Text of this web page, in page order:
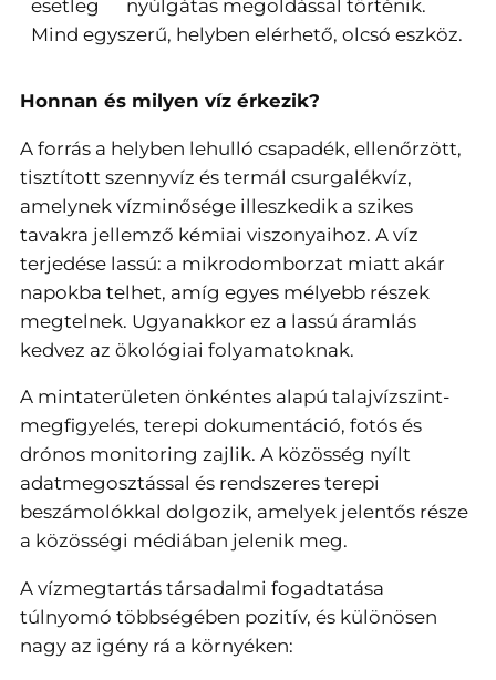
esetleg nyúlgátas megoldással történik.
Mind egyszerű, helyben elérhető, olcsó eszköz.
Honnan és milyen víz érkezik?
A forrás a helyben lehulló csapadék, ellenőrzött,
tisztított szennyvíz és termál csurgalékvíz,
amelynek vízminősége illeszkedik a szikes
tavakra jellemző kémiai viszonyaihoz. A víz
terjedése lassú: a mikrodomborzat miatt akár
napokba telhet, amíg egyes mélyebb részek
megtelnek. Ugyanakkor ez a lassú áramlás
kedvez az ökológiai folyamatoknak.
A mintaterületen önkéntes alapú talajvízszint-
megfigyelés, terepi dokumentáció, fotós és
drónos monitoring zajlik. A közösség nyílt
adatmegosztással és rendszeres terepi
beszámolókkal dolgozik, amelyek jelentős része
a közösségi médiában jelenik meg.
A vízmegtartás társadalmi fogadtatása
túlnyomó többségében pozitív, és különösen
nagy az igény rá a környéken: